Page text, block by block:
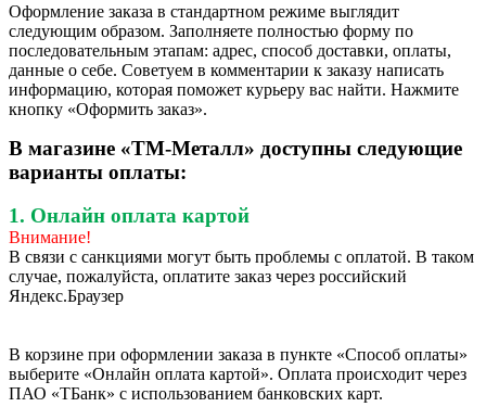
Оформление заказа в стандартном режиме выглядит
следующим образом. Заполняете полностью форму по
последовательным этапам: адрес, способ доставки, оплаты,
данные о себе. Советуем в комментарии к заказу написать
информацию, которая поможет курьеру вас найти. Нажмите
кнопку «Оформить заказ».
В магазине «ТМ-Металл» доступны следующие
варианты оплаты:
1. Онлайн оплата картой
Внимание!
В связи с санкциями могут быть проблемы с оплатой. В таком
случае, пожалуйста, оплатите заказ через российский
Яндекс.Браузер
В корзине при оформлении заказа в пункте «Способ оплаты»
выберите «Онлайн оплата картой». Оплата происходит через
ПАО «ТБанк» с использованием банковских карт.